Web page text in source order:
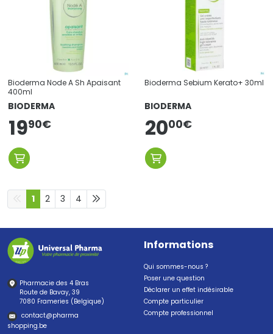
Bioderma Node A Sh Apaisant
400ml
BIODERMA
1990€
Bioderma Sebium Kerato+ 30ml
BIODERMA
2000€
1 2 3 4
Pharmacie des 4 Bras
Route de Bavay, 39
7080 Frameries (Belgique)
contact@pharma
shopping.be
Informations
Qui sommes-nous ?
Poser une question
Déclarer un effet indésirable
Compte particulier
Compte professionnel